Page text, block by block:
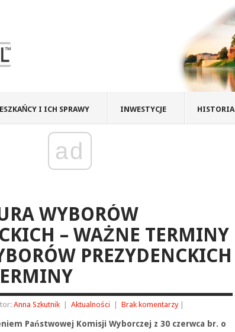
I ICH SPRAWY INWESTYCJE HISTORIA
ad
WYBORÓW
– WAŻNE TERMINY
PREZYDENCKICH
Anna Szkutnik Aktualności Brak komentarzy
Państwowej Komisji Wyborczej z 30 czerwca br. o